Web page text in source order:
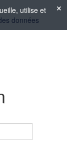
utilise et
données